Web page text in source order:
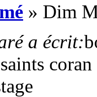
» Dim
a écrit: